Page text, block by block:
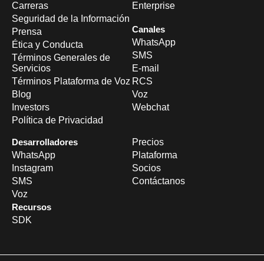
Carreras
Seguridad de la Información
Prensa
Ética y Conducta
Términos Generales de
Servicios
Términos Plataforma de Voz
Blog
Investors
Política de Privacidad
Enterprise
Canales
WhatsApp
SMS
E-mail
RCS
Voz
Webchat
Desarrolladores
WhatsApp
Instagram
SMS
Voz
Recursos
SDK
Precios
Plataforma
Socios
Contáctanos